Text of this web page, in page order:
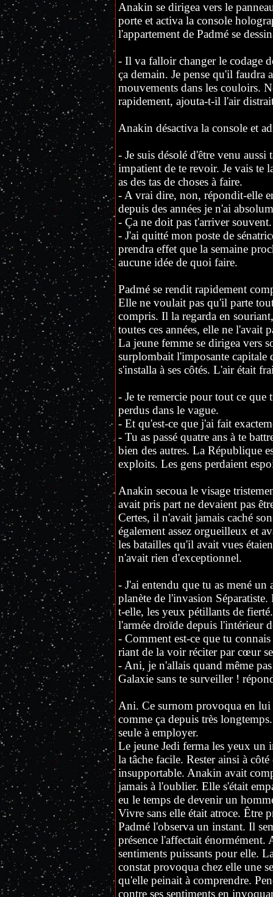
Anakin se dirigea vers le
porte et activa la console
l'appartement de Padmé se
- Il va falloir changer le codage
ça demain. Je pense qu'il faudra
mouvements dans les couloirs.
rapidement, ajouta-t-il l'air
Anakin désactiva la console et
- Je suis désolé d'être venu aussi
impatient de te revoir. Je vais te
as des tas de choses à faire.
- A vrai dire, non, répondit-elle
depuis des années je n'ai
- Ça ne doit pas t'arriver souvent.
- J'ai quitté mon poste de
prendra effet que la semaine
aucune idée de quoi faire.
Padmé se rendit rapidement
Elle ne voulait pas qu'il parte
compris. Il la regarda en
toutes ces années, elle ne l'avait
La jeune femme se dirigea vers
surplombait l'imposante
s'installa à ses côtés. L'air était
- Je te remercie pour tout ce
perdus dans le vague.
- Et qu'est-ce que j'ai fait
- Tu as passé quatre ans à te
bien des autres. La République
exploits. Les gens perdaient
Anakin secoua le visage
avait pris part ne devaient pas
Certes, il n'avait jamais caché
également assez orgueilleux et
les batailles qu'il avait vues
n'avait rien d'exceptionnel.
- J'ai entendu que tu as mené un
planète de l'invasion
t-elle, les yeux pétillants de
l'armée droïde depuis l'intérieur
- Comment est-ce que tu
riant de la voir réciter par cœur
- Ani, je n'allais quand même
Galaxie sans te surveiller !
Ani. Ce surnom provoqua en
comme ça depuis très
seule à employer.
Le jeune Jedi ferma les yeux un
la tâche facile. Rester ainsi à
insupportable. Anakin avait
jamais à l'oublier. Elle s'était
eu le temps de devenir un
Vivre sans elle était atroce. Être
Padmé l'observa un instant. Il
présence l'affectait
sentiments puissants pour elle.
constat provoqua chez elle une
qu'elle peinait à comprendre.
contre ses sentiments en